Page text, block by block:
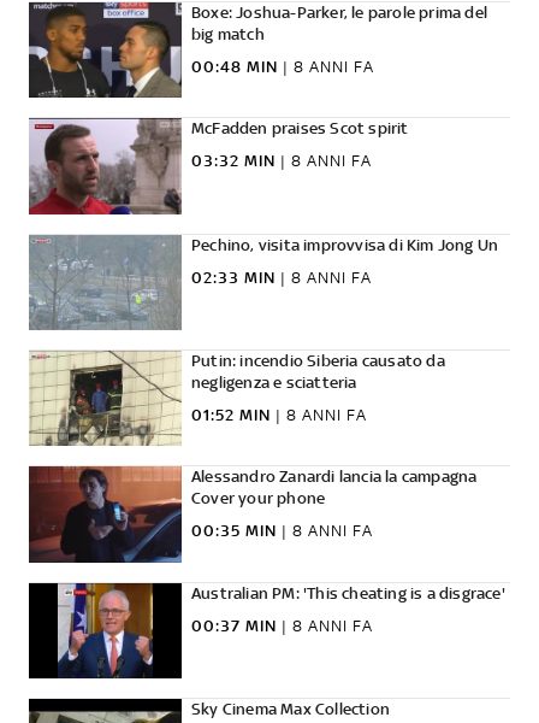
Boxe: Joshua-Parker, le parole prima del
big match
00:48 MIN | 8 ANNI FA
McFadden praises Scot spirit
03:32 MIN | 8 ANNI FA
Pechino, visita improvvisa di Kim Jong Un
02:33 MIN | 8 ANNI FA
Putin: incendio Siberia causato da
negligenza e sciatteria
01:52 MIN | 8 ANNI FA
Alessandro Zanardi lancia la campagna
Cover your phone
00:35 MIN | 8 ANNI FA
Australian PM: 'This cheating is a disgrace'
00:37 MIN | 8 ANNI FA
Sky Cinema Max Collection